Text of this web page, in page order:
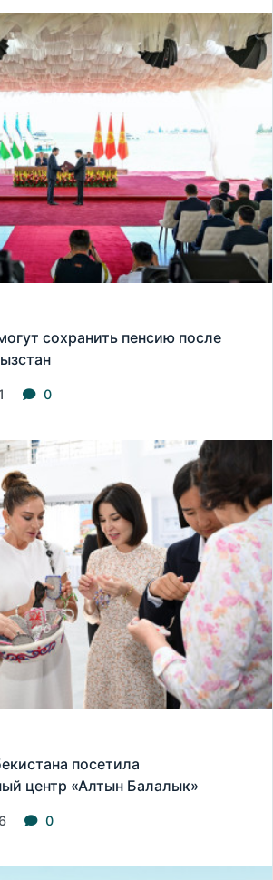
сохранить пенсию после
0
посетила
центр «Алтын Балалык»
0